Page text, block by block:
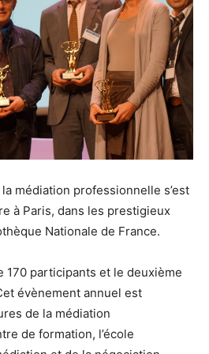
médiation professionnelle s’est
à Paris, dans les prestigieux
Nationale de France.
170 participants et le deuxième
évènement annuel est
de la médiation
de formation, l’école